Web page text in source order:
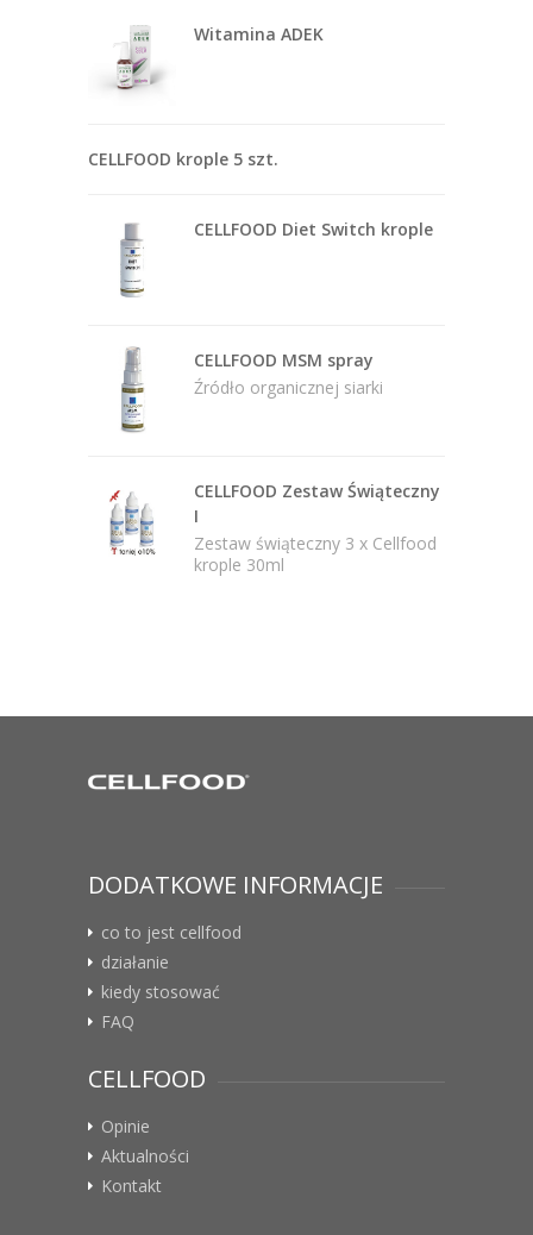
Witamina ADEK
CELLFOOD krople 5 szt.
CELLFOOD Diet Switch krople
CELLFOOD MSM spray
Źródło organicznej siarki
CELLFOOD Zestaw Świąteczny
I
Zestaw świąteczny 3 x Cellfood
krople 30ml
DODATKOWE INFORMACJE
co to jest cellfood
działanie
kiedy stosować
FAQ
CELLFOOD
Opinie
Aktualności
Kontakt